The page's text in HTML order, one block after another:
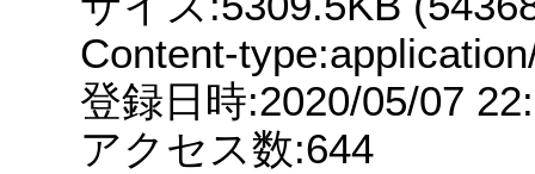
Content-
登録日時:2020/05/07
アクセス数:644